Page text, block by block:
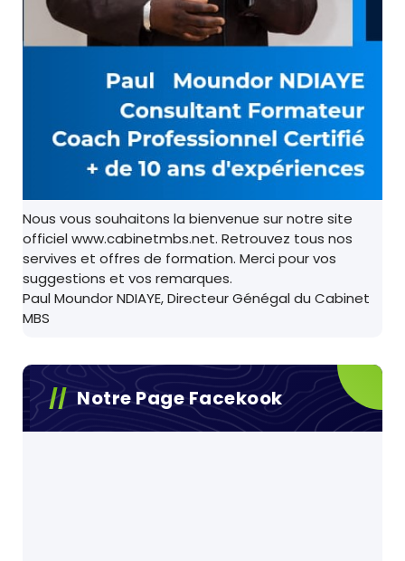
Nous vous souhaitons la bienvenue sur notre site
officiel www.cabinetmbs.net. Retrouvez tous nos
servives et offres de formation. Merci pour vos
suggestions et vos remarques.
Paul Moundor NDIAYE, Directeur Génégal du Cabinet
MBS
Notre Page Facekook